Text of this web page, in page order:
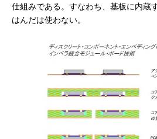
仕組みである。すなわち、基板に内蔵
はんだは使わない。